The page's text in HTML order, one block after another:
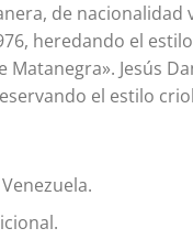
de nacionalidad
heredando el
Matanegra». Jesús
el estilo